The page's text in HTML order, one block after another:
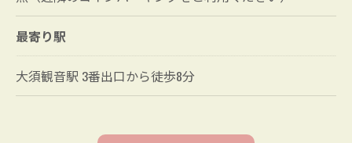
最寄り駅
大須観音駅 3番出口から徒歩8分